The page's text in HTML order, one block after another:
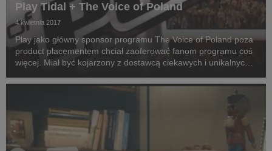
Play Tidal + The Voice of Poland
4 kwietnia 2017
Play jako główny sponsor programu The Voice of Poland poza
product placementem chciał zaoferować fanom programu coś
więcej. Miał być kojarzony z dostawcą ciekawych i unikalnych
Voice of Poland.